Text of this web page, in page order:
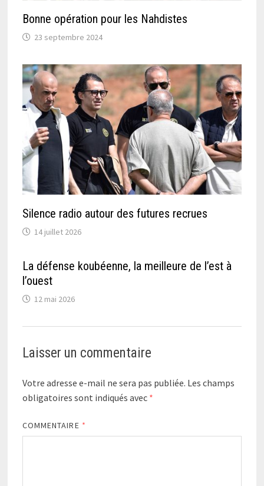
Bonne opération pour les Nahdistes
23 septembre 2024
Silence radio autour des futures recrues
14 juillet 2026
La défense koubéenne, la meilleure de l’est à
l’ouest
12 mai 2026
Laisser un commentaire
Votre adresse e-mail ne sera pas publiée. Les champs
obligatoires sont indiqués avec *
COMMENTAIRE *